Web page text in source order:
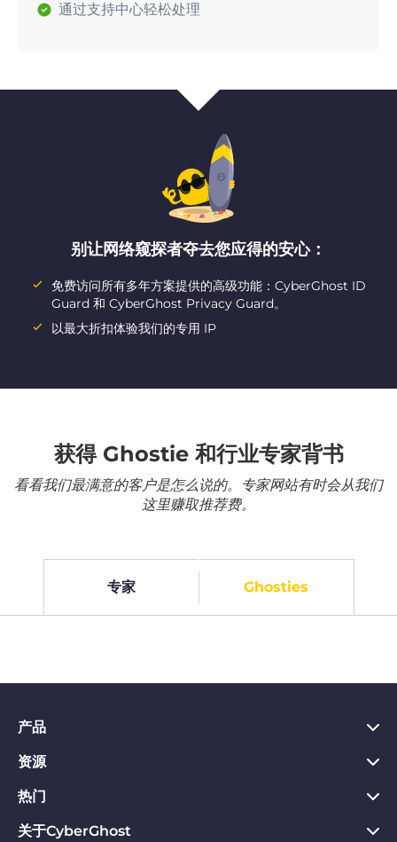
通过支持中心轻松处理
别让网络窥探者夺去您应得的安心：
免费访问所有多年方案提供的高级功能：CyberGhost ID
Guard 和 CyberGhost Privacy Guard。
以最大折扣体验我们的专用 IP
获得 Ghostie 和行业专家背书
看看我们最满意的客户是怎么说的。专家网站有时会从我们
这里赚取推荐费。
专家 Ghosties
产品
PC VPN应用
Chrome VPN应用
Mac VPN应用
资源
VPN是什么
Privacy Hub
热门
CyberGhost VPN评价
关于CyberGhost